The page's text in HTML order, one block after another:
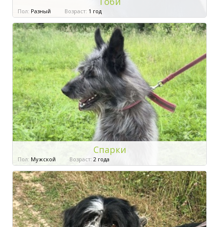
Пол: Разный Возраст: 1 год
Спарки
Пол: Мужской Возраст: 2 года